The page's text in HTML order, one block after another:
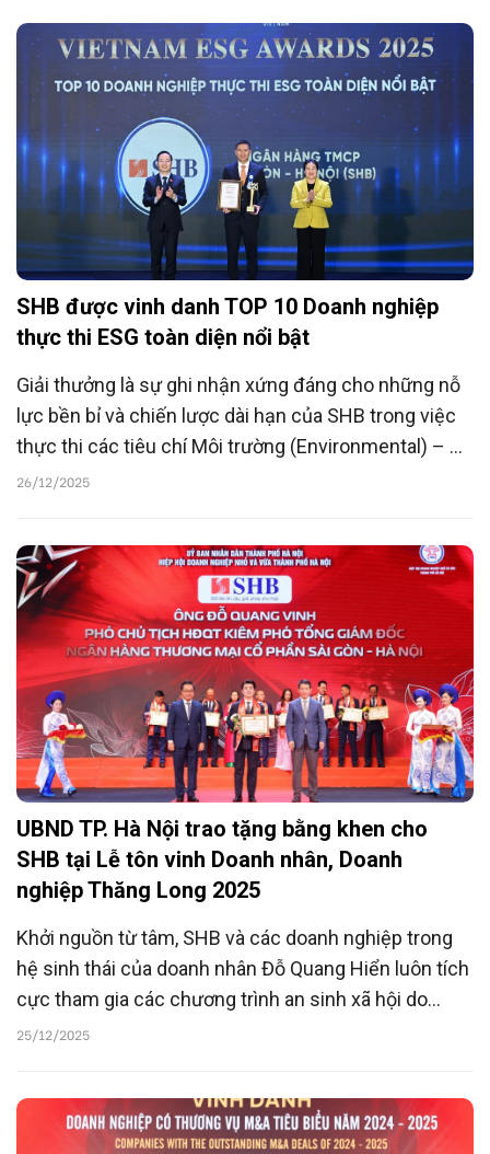
mới.
SHB được vinh danh TOP 10 Doanh nghiệp
thực thi ESG toàn diện nổi bật
Giải thưởng là sự ghi nhận xứng đáng cho những nỗ
lực bền bỉ và chiến lược dài hạn của SHB trong việc
thực thi các tiêu chí Môi trường (Environmental) – Xã
hội (Social) – Quản trị (Governance), hướng tới phát
26/12/2025
UBND TP. Hà Nội trao tặng bằng khen cho
SHB tại Lễ tôn vinh Doanh nhân, Doanh
nghiệp Thăng Long 2025
Khởi nguồn từ tâm, SHB và các doanh nghiệp trong
hệ sinh thái của doanh nhân Đỗ Quang Hiển luôn tích
cực tham gia các chương trình an sinh xã hội do
Đảng và Nhà nước phát động.
25/12/2025